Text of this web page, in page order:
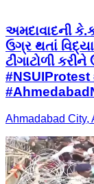
અમદાવાદની
ઉગ્ર થતાં
ટીંગાટોળી
Ahmadabad City,